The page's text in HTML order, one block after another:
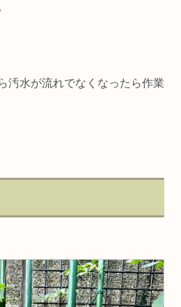
汚水が流れでなくなったら作業